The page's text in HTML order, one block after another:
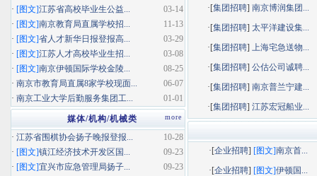
·[集团招聘]南京博润集团...
·[集团招聘]太平洋建设集...
·[集团招聘]上海宅急送物...
·[集团招聘]公估公司诚聘...
·[集团招聘]南京普兰宁建...
·[集团招聘]江苏宏冠船业...
·[企业招聘] [图文]南京首...
·[企业招聘] [图文]伊顿国...
03-14
· [图文]江苏省高校毕业生公益...
11-13
· [图文]南京教育局直属学校招...
03-29
· [图文]省人才新华日报登报高...
03-08
· [图文]江苏人才高校毕业生招...
08-25
· [图文]南京伊顿国际学校金陵...
06-07
· 南京市教育局直属8家学校现面...
01-01
· 南京工业大学后勤服务集团工...
more
媒体/机构/机械类
10-28
· 江苏省围棋协会扬子晚报登报...
09-23
· [图文]镇江经济技术开发区国...
09-23
· [图文]宜兴市应急管理局扬子...